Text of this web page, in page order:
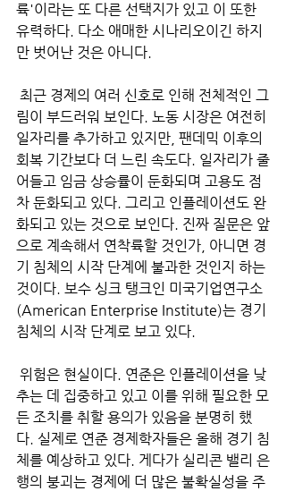
륙'이라는 또 다른 선택지가 있고 이 또한
유력하다. 다소 애매한 시나리오이긴 하지
만 벗어난 것은 아니다.
림이 부드러워 보인다. 노동 시장은 여전히
일자리를 추가하고 있지만, 팬데믹 이후의
회복 기간보다 더 느린 속도다. 일자리가 줄
어들고 임금 상승률이 둔화되며 고용도 점
차 둔화되고 있다. 그리고 인플레이션도 완
화되고 있는 것으로 보인다. 진짜 질문은 앞
으로 계속해서 연착륙할 것인가, 아니면 경
기 침체의 시작 단계에 불과한 것인지 하는
것이다. 보수 싱크 탱크인 미국기업연구소
(American Enterprise Institute)는 경기
침체의 시작 단계로 보고 있다.
추는 데 집중하고 있고 이를 위해 필요한 모
든 조치를 취할 용의가 있음을 분명히 했
다. 실제로 연준 경제학자들은 올해 경기 침
체를 예상하고 있다. 게다가 실리콘 밸리 은
행의 붕괴는 경제에 더 많은 불확실성을 주